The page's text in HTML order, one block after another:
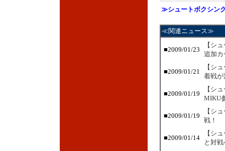
≫シュートボクシン
≪関連ニュース≫
■2009/01/23
【シ
追加カ
■2009/01/21
【シ
着戦が
■2009/01/19
【シ
MIKU
■2009/01/19
【シ
戦！
■2009/01/14
【シ
と対戦